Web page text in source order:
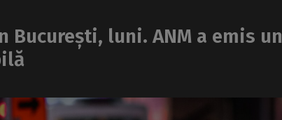
luni. ANM a emis un